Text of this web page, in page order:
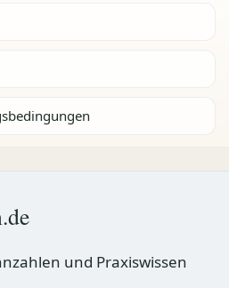
und Praxiswissen